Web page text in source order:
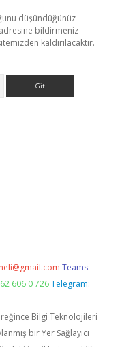
düşündüğünüz
adresine bildirmeniz
kaldırılacaktır.
Teams:
606 0 726 Telegram:
Bilgi Teknolojileri
bir Yer Sağlayıcı